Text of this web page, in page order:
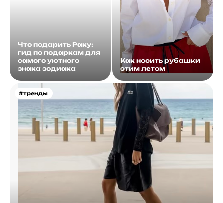
Что подарить Раку:
гид по подаркам для
самого уютного
знака зодиака
Как носить рубашки
этим летом
#тренды